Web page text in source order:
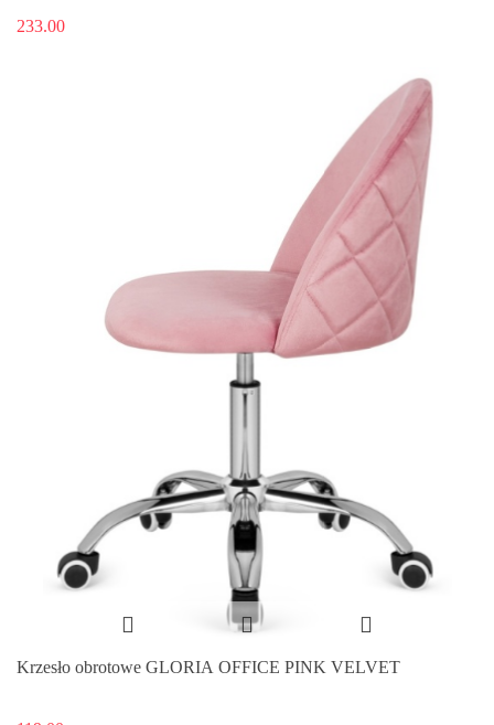
233.00
Krzesło obrotowe GLORIA OFFICE PINK VELVET